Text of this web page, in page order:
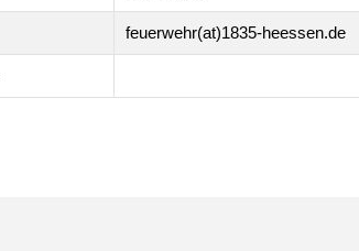
feuerwehr(at)1835-heessen.de